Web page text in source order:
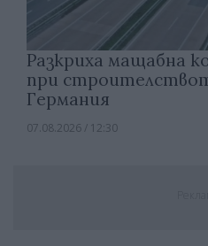
Разкриха мащабна
при
Германия
07.08.2026 / 12:30